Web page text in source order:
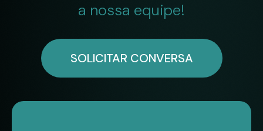
a nossa equipe!
SOLICITAR CONVERSA